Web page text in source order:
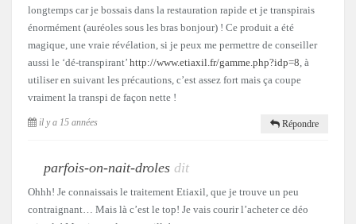
longtemps car je bossais dans la restauration rapide et je transpirais
énormément (auréoles sous les bras bonjour) ! Ce produit a été
magique, une vraie révélation, si je peux me permettre de conseiller
aussi le ‘dé-transpirant’ http://www.etiaxil.fr/gamme.php?idp=8, à
utiliser en suivant les précautions, c’est assez fort mais ça coupe
vraiment la transpi de façon nette !
il y a 15 années Répondre
parfois-on-nait-droles dit
Ohhh! Je connaissais le traitement Etiaxil, que je trouve un peu
contraignant… Mais là c’est le top! Je vais courir l’acheter ce déo